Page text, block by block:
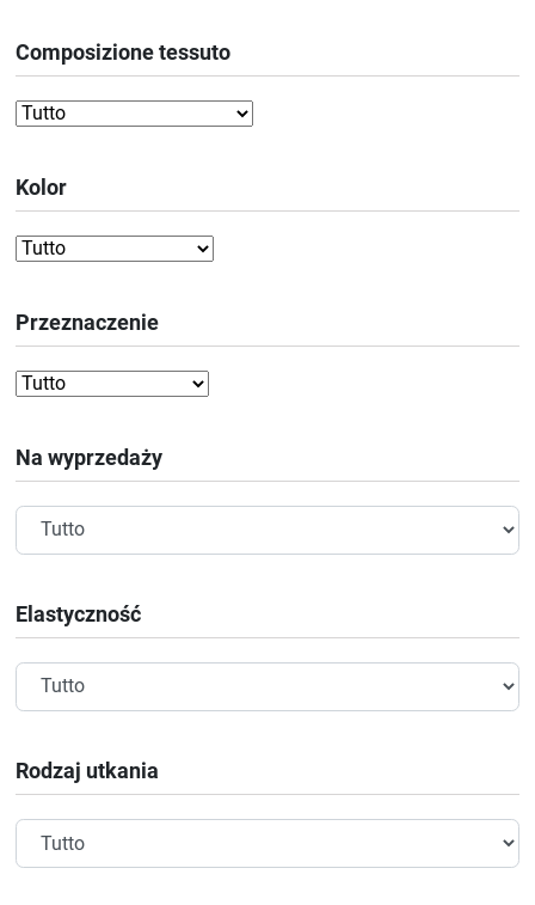
Composizione tessuto
Kolor
Przeznaczenie
Na wyprzedaży
Elastyczność
Rodzaj utkania